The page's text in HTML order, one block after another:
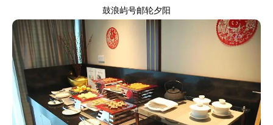
鼓浪屿号邮轮夕阳